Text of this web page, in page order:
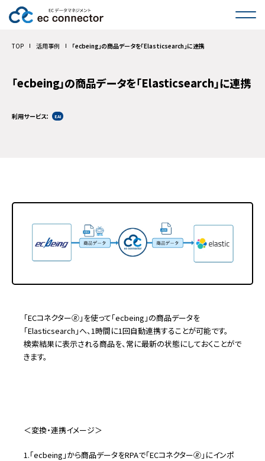
サービス一覧
お問い合わせ
TOP 活用事例 「ecbeing」の商品データを「Elasticsearch」に連携
「ecbeing」の商品データを「Elasticsearch」に連携
利用サービス EAI
「ECコネクター🄬」を使って「ecbeing」の商品データを
「Elasticsearch」へ、1時間に1回自動連携することが可能です。
検索結果に表示される商品を、常に最新の状態にしておくことがで
きます。
＜変換・連携イメージ＞
1.「ecbeing」から商品データをRPAで「ECコネクター🄬」にインポ